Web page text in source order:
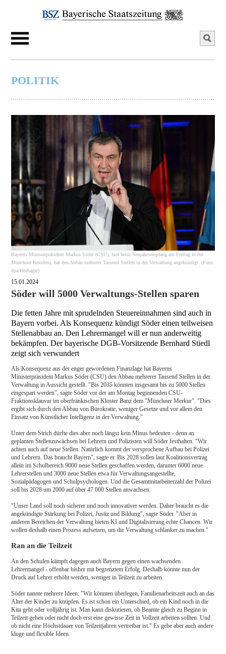
POLITIK
Bayerns Ministerpräsident Markus Söder (CSU), hier beim Neujahrsempfang am Freitag in der
Münchner Residenz, hat den Abbau mehrerer Tausend Stellen in der Verwaltung angekündigt. (Foto:
dpa/Hörhager)
15.01.2024
Söder will 5000 Verwaltungs-Stellen sparen
Die fetten Jahre mit sprudelnden Steuereinnahmen sind auch in
Bayern vorbei. Als Konsequenz kündigt Söder einen teilweisen
Stellenabbau an. Den Lehrermangel will er nun anderweitig
bekämpfen. Der bayerische DGB-Vorsitzende Bernhard Stiedl
zeigt sich verwundert
Als Konsequenz aus der enger gewordenen Finanzlage hat Bayerns
Ministerpräsident Markus Söder (CSU) den Abbau mehrerer Tausend Stellen in der
Verwaltung in Aussicht gestellt. "Bis 2035 könnten insgesamt bis zu 5000 Stellen
eingespart werden", sagte Söder vor der am Montag beginnenden CSU-
Fraktionsklausur im oberfränkischen Kloster Banz dem "Münchner Merkur". "Dies
ergibt sich durch den Abbau von Bürokratie, weniger Gesetze und vor allem den
Einsatz von Künstlicher Intelligenz in der Verwaltung."
Unter dem Strich dürfte dies aber noch längst kein Minus bedeuten - denn an
geplanten Stellenzuwächsen bei Lehrern und Polizisten will Söder festhalten. "Wir
achten auch auf neue Stellen. Natürlich kommt der versprochene Aufbau bei Polizei
und Lehrern. Das braucht Bayern", sagte er. Bis 2028 sollen laut Koalitionsvertrag
allein im Schulbereich 9000 neue Stellen geschaffen werden, darunter 6000 neue
Lehrerstellen und 3000 neue Stellen etwa für Verwaltungsangestellte,
Sozialpädagogen und Schulpsychologen. Und die Gesamtmitarbeiterzahl der Polizei
soll bis 2028 um 2000 auf über 47 000 Stellen anwachsen.
"Unser Land soll noch sicherer und noch innovativer werden. Daher braucht es die
angekündigte Stärkung bei Polizei, Justiz und Bildung", sagte Söder. "Aber in
anderen Bereichen der Verwaltung bieten KI und Digitalisierung echte Chancen. Wir
wollen deshalb einen Prozess aufsetzen, um die Verwaltung schlanker zu machen."
Ran an die Teilzeit
An den Schulen kämpft dagegen auch Bayern gegen einen wachsenden
Lehrermangel - offenbar bisher mit begrenztem Erfolg. Deshalb könnte nun der
Druck auf Lehrer erhöht werden, weniger in Teilzeit zu arbeiten.
Söder nannte mehrere Ideen: "Wir könnten überlegen, Familienarbeitszeit auch an das
Alter der Kinder zu knüpfen. Es ist schon ein Unterschied, ob ein Kind noch in die
Kita geht oder volljährig ist. Man kann diskutieren, ob Beamte gleich zu Beginn in
Teilzeit gehen oder nicht doch erst eine gewisse Zeit in Vollzeit arbeiten sollten. Und
ob nicht eine Höchstdauer von Teilzeitjahren vertretbar ist." Es gebe aber auch andere
kluge und flexible Ideen.